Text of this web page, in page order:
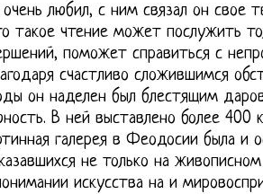
любил, с ним связал он свое
такое чтение может послужить
поможет справиться с
счастливо сложившимся
он наделен был блестящим
В ней выставлено более 400
галерея в Феодосии была и
не только на
искусства на и